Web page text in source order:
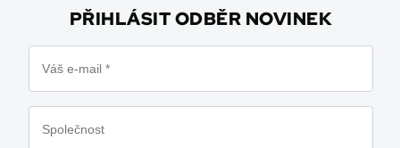
PŘIHLÁSIT ODBĚR NOVINEK